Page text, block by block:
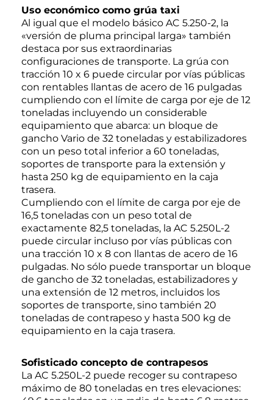
Uso económico como grúa taxi
Al igual que el modelo básico AC 5.250-2, la
«versión de pluma principal larga» también
destaca por sus extraordinarias
configuraciones de transporte. La grúa con
tracción 10 x 6 puede circular por vías públicas
con rentables llantas de acero de 16 pulgadas
cumpliendo con el límite de carga por eje de 12
toneladas incluyendo un considerable
equipamiento que abarca: un bloque de
gancho Vario de 32 toneladas y estabilizadores
con un peso total inferior a 60 toneladas,
soportes de transporte para la extensión y
hasta 250 kg de equipamiento en la caja
trasera.
Cumpliendo con el límite de carga por eje de
16,5 toneladas con un peso total de
exactamente 82,5 toneladas, la AC 5.250L-2
puede circular incluso por vías públicas con
una tracción 10 x 8 con llantas de acero de 16
pulgadas. No sólo puede transportar un bloque
de gancho de 32 toneladas, estabilizadores y
una extensión de 12 metros, incluidos los
soportes de transporte, sino también 20
toneladas de contrapeso y hasta 500 kg de
equipamiento en la caja trasera.
Sofisticado concepto de contrapesos
La AC 5.250L-2 puede recoger su contrapeso
máximo de 80 toneladas en tres elevaciones: